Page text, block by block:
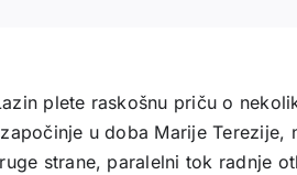
plete raskošnu priču o
u doba Marije Terezije,
strane, paralelni tok radnje